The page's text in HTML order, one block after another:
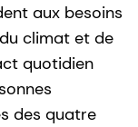
aux besoins
climat et de
quotidien
des quatre